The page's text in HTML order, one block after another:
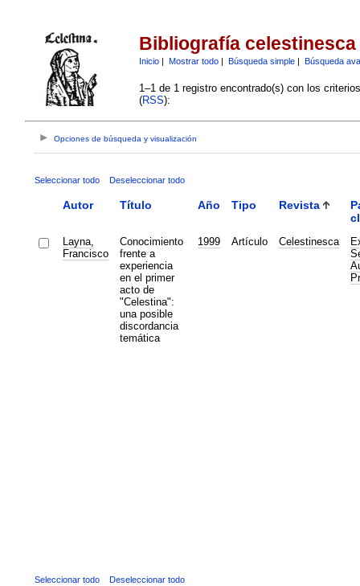
Bibliografía celestinesca
Inicio| Mostrar todo| Búsqueda simple| Búsqueda
1–1 de 1 registro encontrado(s) con los
(RSS):
Opciones de búsqueda y visualización
Seleccionar todo Deseleccionar todo
Autor Título Año Tipo Revista
Layna,
Francisco
Conocimiento
frente a
experiencia
en el primer
acto de
"Celestina":
una posible
discordancia
temática
1999 Artículo Celestinesca
Seleccionar todo Deseleccionar todo